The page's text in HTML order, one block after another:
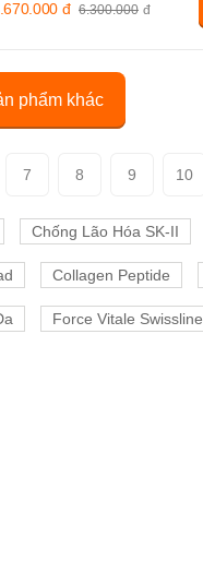
6.300.000 đ
đ
phẩm khác
7 8 9 10
Chống Lão Hóa SK-II
Collagen Peptide
Force Vitale Swissline